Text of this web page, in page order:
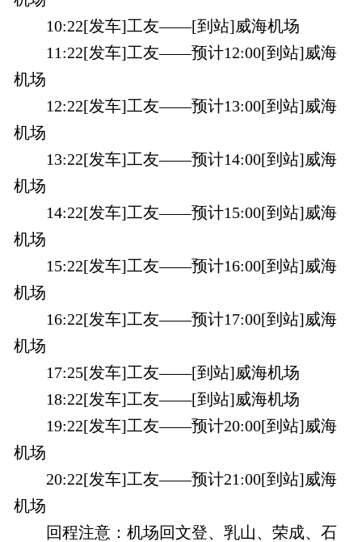
10:22[发车]工友——[到站]威海机场
11:22[发车]工友——预计12:00[到站]威海
机场
12:22[发车]工友——预计13:00[到站]威海
机场
13:22[发车]工友——预计14:00[到站]威海
机场
14:22[发车]工友——预计15:00[到站]威海
机场
15:22[发车]工友——预计16:00[到站]威海
机场
16:22[发车]工友——预计17:00[到站]威海
机场
17:25[发车]工友——[到站]威海机场
18:22[发车]工友——[到站]威海机场
19:22[发车]工友——预计20:00[到站]威海
机场
20:22[发车]工友——预计21:00[到站]威海
机场
回程注意：机场回文登、乳山、荣成、石